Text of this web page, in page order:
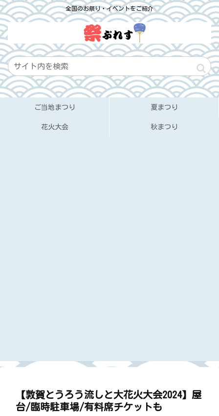
全国のお祭り・イベントをご紹介
ご当地まつり 夏まつり
花火大会 秋まつり
【敦賀とうろう流しと大花火大会2024】屋
台/臨時駐車場/有料席チケットも